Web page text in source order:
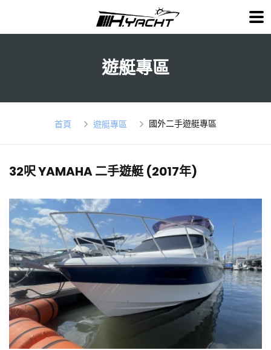
遊艇專區
首頁 遊艇專區 國外二手遊艇專區
32呎 YAMAHA 二手遊艇 (2017年)